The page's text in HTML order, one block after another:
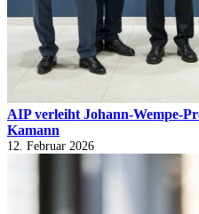
AIP verleiht Johann-Wempe-
Kamann
12. Februar 2026